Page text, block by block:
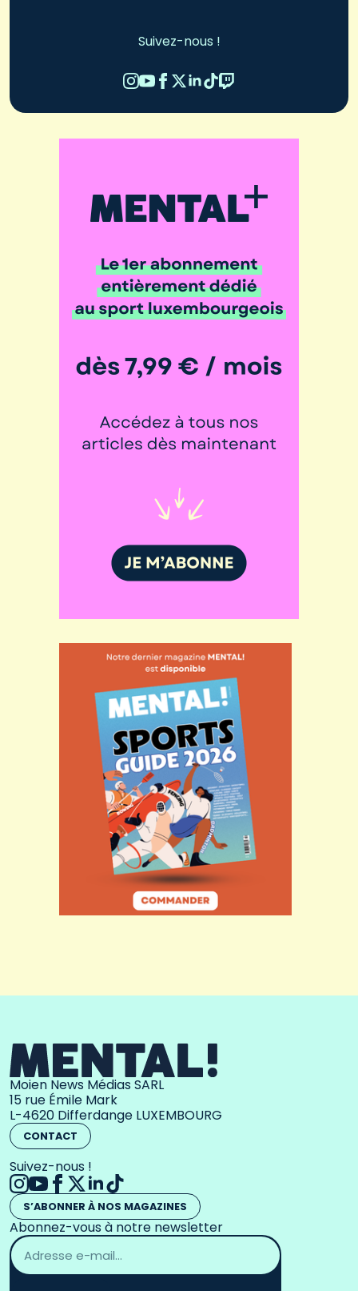
Suivez-nous !
Moien News Médias SARL
15 rue Émile Mark
L-4620 Differdange LUXEMBOURG
CONTACT
Suivez-nous !
S’ABONNER À NOS MAGAZINES
Abonnez-vous à notre newsletter
Adresse
email
*